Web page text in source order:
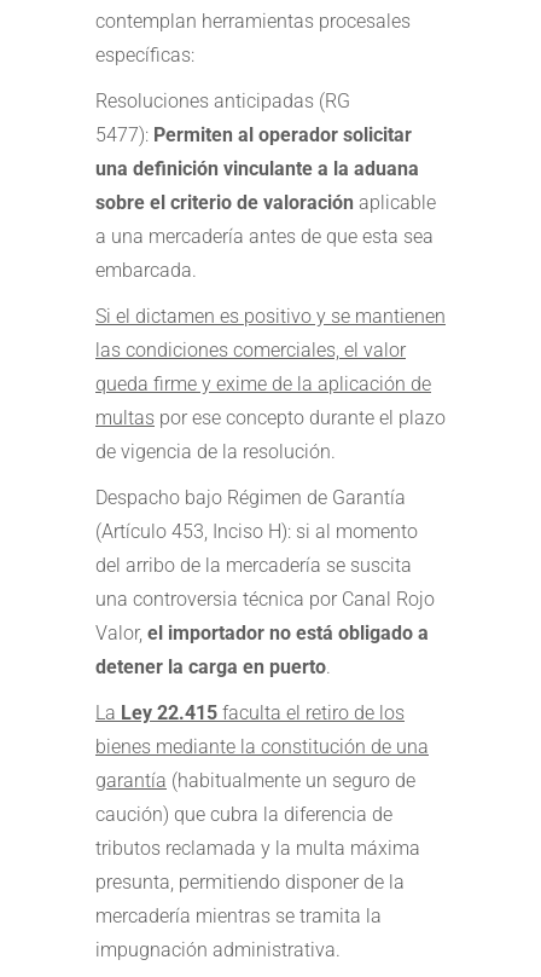
contemplan herramientas procesales
específicas:
Resoluciones anticipadas (RG
5477): Permiten al operador solicitar
una definición vinculante a la aduana
sobre el criterio de valoración aplicable
a una mercadería antes de que esta sea
embarcada.
Si el dictamen es positivo y se mantienen
las condiciones comerciales, el valor
queda firme y exime de la aplicación de
multas por ese concepto durante el plazo
de vigencia de la resolución.
Despacho bajo Régimen de Garantía
(Artículo 453, Inciso H): si al momento
del arribo de la mercadería se suscita
una controversia técnica por Canal Rojo
Valor, el importador no está obligado a
detener la carga en puerto.
La Ley 22.415 faculta el retiro de los
bienes mediante la constitución de una
garantía (habitualmente un seguro de
caución) que cubra la diferencia de
tributos reclamada y la multa máxima
presunta, permitiendo disponer de la
mercadería mientras se tramita la
impugnación administrativa.